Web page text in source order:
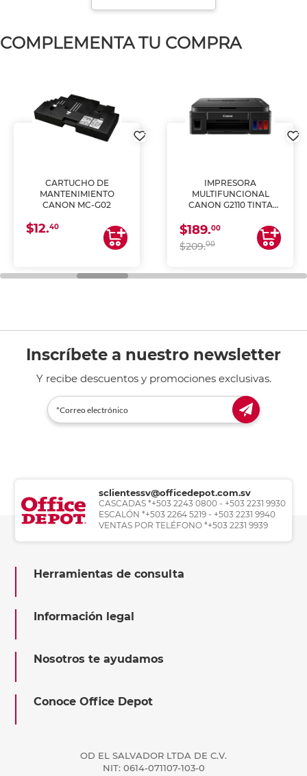
COMPLEMENTA TU COMPRA
CARTUCHO DE
MANTENIMIENTO
CANON MC-G02
$12.40
IMPRESORA
MULTIFUNCIONAL
CANON G2110 TINTA
$189.00
$209.00
Inscríbete a nuestro newsletter
Y recibe descuentos y promociones exclusivas.
sclientessv@officedepot.com.sv
CASCADAS *+503 2243 0800 - +503 2231 9930
ESCALÓN *+503 2264 5219 - +503 2231 9940
VENTAS POR TELÉFONO *+503 2231 9939
Herramientas de consulta
Información legal
Nosotros te ayudamos
Conoce Office Depot
OD EL SALVADOR LTDA DE C.V.
NIT: 0614-071107-103-0